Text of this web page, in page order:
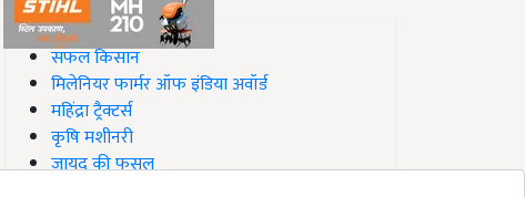
#Top on Krishi Jagran
सफल किसान
मिलेनियर फार्मर ऑफ इंडिया अवॉर्ड
महिंद्रा ट्रैक्टर्स
कृषि मशीनरी
जायद की फसल